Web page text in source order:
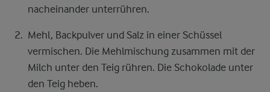
nacheinander unterrühren.
Mehl, Backpulver und Salz in einer Schüssel
vermischen. Die Mehlmischung zusammen mit der
Milch unter den Teig rühren. Die Schokolade unter
den Teig heben.